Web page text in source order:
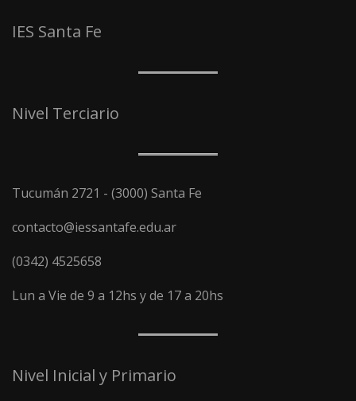
IES Santa Fe
Nivel Terciario
Tucumán 2721 - (3000) Santa Fe
contacto@iessantafe.edu.ar
(0342) 4525658
Lun a Vie de 9 a 12hs y de 17 a 20hs
Nivel Inicial y Primario